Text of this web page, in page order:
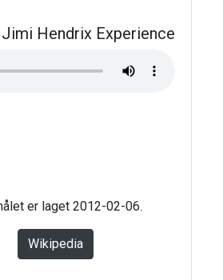
Hendrix Experience
er laget 2012-02-06.
Wikipedia